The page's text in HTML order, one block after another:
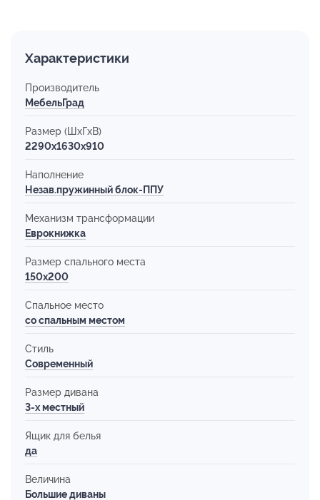
Характеристики
Производитель
МебельГрад
Размер (ШхГхВ)
2290x1630x910
Наполнение
Незав.пружинный блок-ППУ
Механизм трансформации
Еврокнижка
Размер спального места
150х200
Спальное место
со спальным местом
Стиль
Современный
Размер дивана
3-х местный
Ящик для белья
да
Величина
Большие диваны